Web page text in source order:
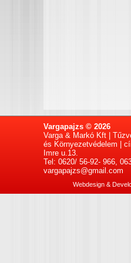
Vargapajzs © 2026
Varga & Markó Kft |
és Környezetvédelem |
Imre u.13.
Tel: 0620/ 56-92- 966,
vargapajzs@gmail.com
Webdesign &